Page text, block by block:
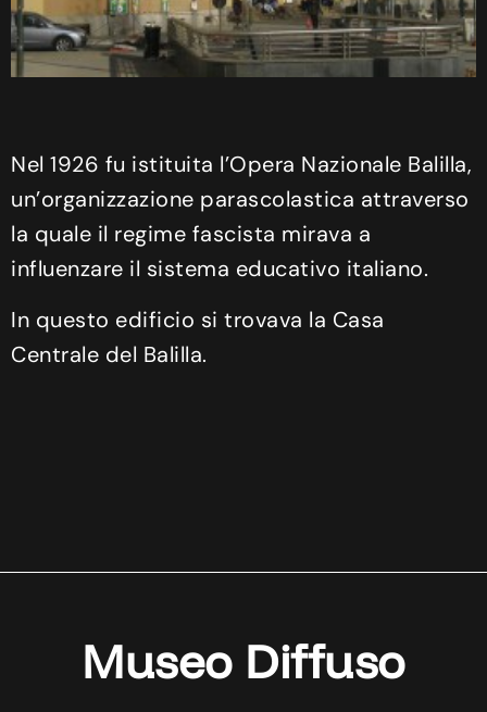
Nel 1926 fu istituita l’Opera Nazionale Balilla,
un’organizzazione parascolastica attraverso
la quale il regime fascista mirava a
influenzare il sistema educativo italiano.
In questo edificio si trovava la Casa
Centrale del Balilla.
Museo Diffuso